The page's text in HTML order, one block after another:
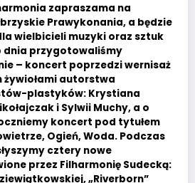
zapraszama na
Prawykonania, a będzie
wielbicieli muzyki oraz sztuk
dnia przygotowaliśmy
– koncert poprzedzi wernisaż
autorstwa
plastyków: Krystiana
i Sylwii Muchy, a o
koncert pod tytułem
Ogień, Woda. Podczas
cztery nowe
przez Filharmonię Sudecką:
„Riverborn”